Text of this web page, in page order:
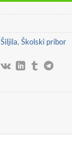
Šiljila, Školski pribor